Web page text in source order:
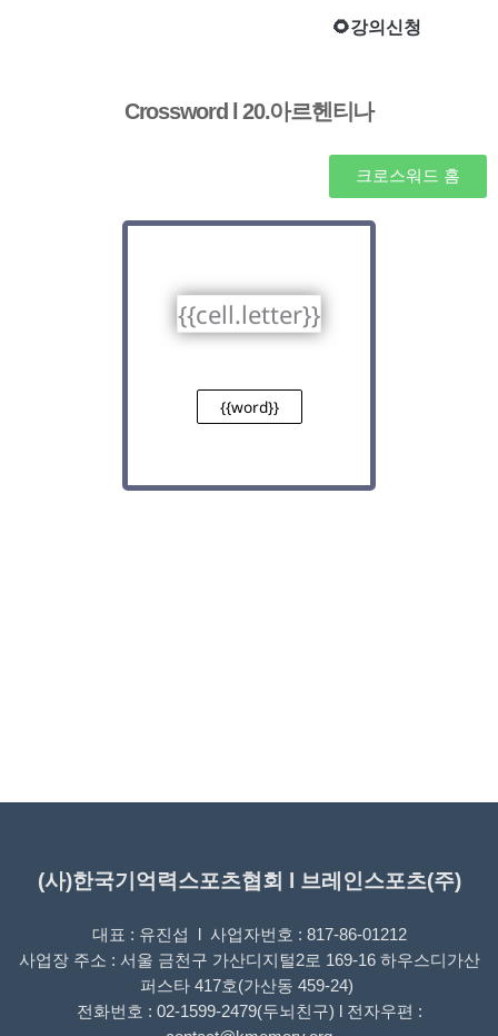
🌻강의신청
Crossword l 20.아르헨티나
크로스워드 홈
{{cell.letter}}
{{word}}
(사)한국기억력스포츠협회 l 브레인스포츠(주)
대표 : 유진섭 l 사업자번호 : 817-86-01212
사업장 주소 : 서울 금천구 가산디지털2로 169-16 하우스디가산
퍼스타 417호(가산동 459-24)
전화번호 : 02-1599-2479(두뇌친구) l 전자우편 :